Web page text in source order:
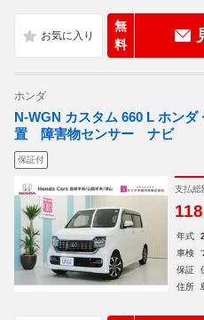
無
料
ホンダ
N-WGN カスタム 660 L ホン
置 障害物センサー ナビ
保証付
支払総
118
年式
車検
保証
住所